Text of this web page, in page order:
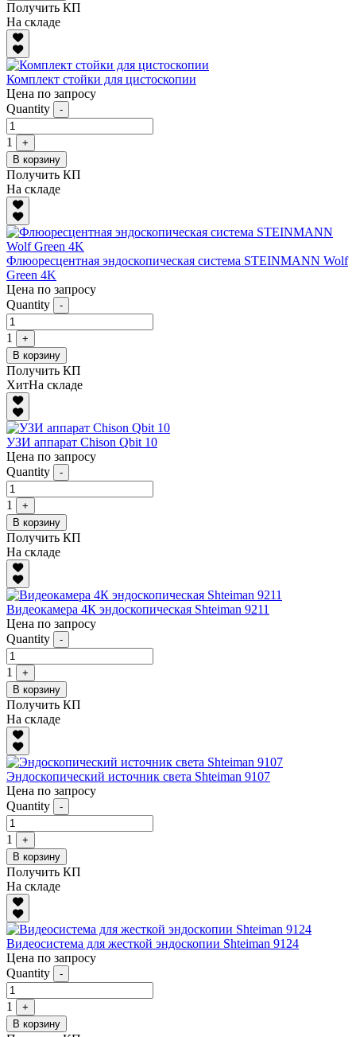
Получить КП
На складе
Комплект стойки для цистоскопии
Цена по запросу
Quantity
-
1
+
В корзину
Получить КП
На складе
Флюоресцентная эндоскопическая система STEINMANN Wolf
Green 4K
Цена по запросу
Quantity
-
1
+
В корзину
Получить КП
ХитНа складе
УЗИ аппарат Chison Qbit 10
Цена по запросу
Quantity
-
1
+
В корзину
Получить КП
На складе
Видеокамера 4К эндоскопическая Shteiman 9211
Цена по запросу
Quantity
-
1
+
В корзину
Получить КП
На складе
Эндоскопический источник света Shteiman 9107
Цена по запросу
Quantity
-
1
+
В корзину
Получить КП
На складе
Видеосистема для жесткой эндоскопии Shteiman 9124
Цена по запросу
Quantity
-
1
+
В корзину